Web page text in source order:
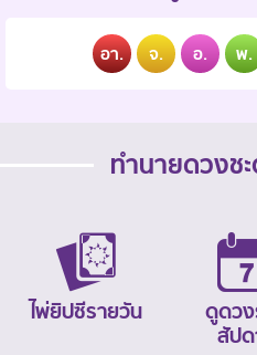
อา. จ. อ. พ.
ทำนายดวงช
ไพ่ยิปซีรายวัน
ดูดวง
สัปด